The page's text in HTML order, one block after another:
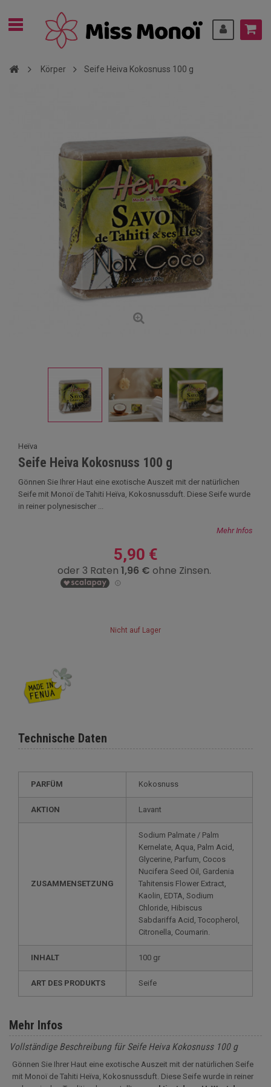
Körper Seife Heiva Kokosnuss 100 g
Heïva
Seife Heiva Kokosnuss 100 g
Gönnen Sie Ihrer Haut eine exotische Auszeit mit der natürlichen
Seife mit Monoï de Tahiti Heïva, Kokosnussduft. Diese Seife wurde
in reiner polynesischer ...
Mehr Infos
5,90 €
Nicht auf Lager
Technische Daten
PARFÜM Kokosnuss
AKTION Lavant
ZUSAMMENSETZUNG
Sodium Palmate / Palm
Kernelate, Aqua, Palm Acid,
Glycerine, Parfum, Cocos
Nucifera Seed Oil, Gardenia
Tahitensis Flower Extract,
Kaolin, EDTA, Sodium
Chloride, Hibiscus
Sabdariffa Acid, Tocopherol,
Citronella, Coumarin.
INHALT 100 gr
ART DES PRODUKTS Seife
Mehr Infos
Vollständige Beschreibung für Seife Heiva Kokosnuss 100 g
Gönnen Sie Ihrer Haut eine exotische Auszeit mit der natürlichen Seife
mit Monoï de Tahiti Heïva, Kokosnussduft. Diese Seife wurde in reiner